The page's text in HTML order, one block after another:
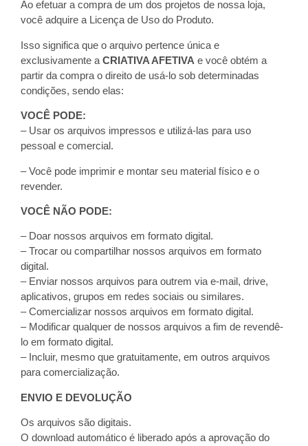
Ao efetuar a compra de um dos projetos de nossa loja,
você adquire a Licença de Uso do Produto.
Isso significa que o arquivo pertence única e
exclusivamente a CRIATIVA AFETIVA e você obtém a
partir da compra o direito de usá-lo sob determinadas
condições, sendo elas:
VOCÊ PODE:
– Usar os arquivos impressos e utilizá-las para uso
pessoal e comercial.
– Você pode imprimir e montar seu material físico e o
revender.
VOCÊ NÃO PODE:
– Doar nossos arquivos em formato digital.
– Trocar ou compartilhar nossos arquivos em formato
digital.
– Enviar nossos arquivos para outrem via e-mail, drive,
aplicativos, grupos em redes sociais ou similares.
– Comercializar nossos arquivos em formato digital.
– Modificar qualquer de nossos arquivos a fim de revendê-
lo em formato digital.
– Incluir, mesmo que gratuitamente, em outros arquivos
para comercialização.
ENVIO E DEVOLUÇÃO
Os arquivos são digitais.
O download automático é liberado após a aprovação do